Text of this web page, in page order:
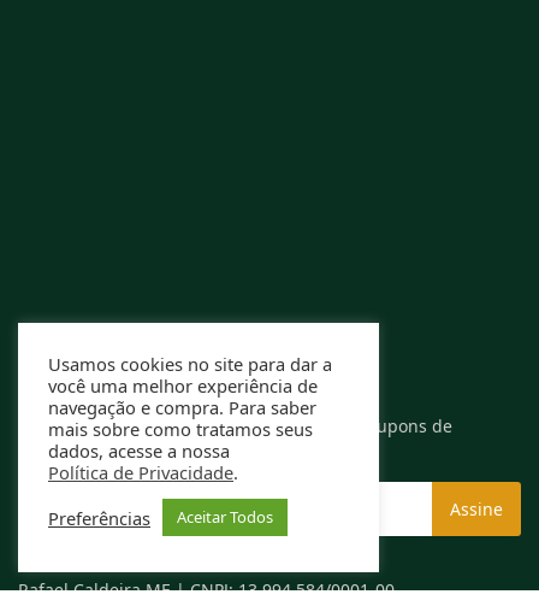
RECEBA OFERTAS EXCLUSIVAS
Assine nossa newsletter e receba ofertas e cupons de
descontos exclusivos.
Rafael Caldeira ME | CNPJ: 13.994.584/0001-00
Usamos cookies no site para dar a
você uma melhor experiência de
navegação e compra. Para saber
mais sobre como tratamos seus
dados, acesse a nossa
Política de Privacidade.
Preferências
Aceitar Todos